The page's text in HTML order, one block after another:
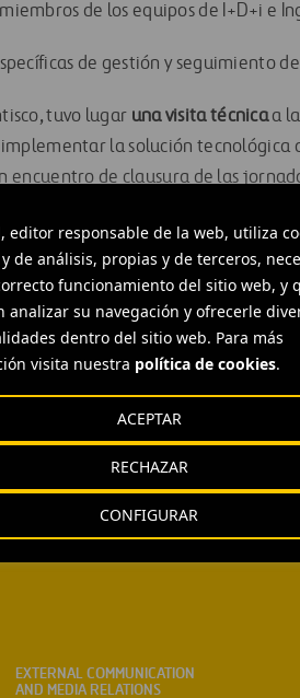
editor responsable de la web, utiliza
de análisis, propias y de terceros,
funcionamiento del sitio web, y
analizar su navegación y ofrecerle
dentro del sitio web. Para más
visita nuestra política de cookies.
CONFIGURAR
RECHAZAR
ACEPTAR
de los equipos de I+D+i e
de gestión y seguimiento
tuvo lugar una visita técnicaa
la solución tecnológica
encuentro de clausura de las
en el desarrollo del
previsto que se celebre en Boston
y el MIT.
EXTERNAL COMMUNICATION
AND MEDIA RELATIONS